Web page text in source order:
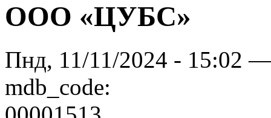
ООО «ЦУБС»
Пнд, 11/11/2024 - 15:02
mdb_code: